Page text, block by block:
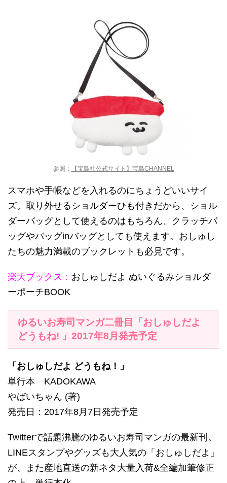
参照： 【宝島社公式サイト】宝島CHANNEL
スマホや手帳などを入れるのにちょうどいいサイ
ズ。取り外せるショルダーひも付きだから、ショル
ダーバッグとして使えるのはもちろん、クラッチバ
ッグやバッグinバッグとしても使えます。おしゅし
たちの魅力満載のブックレットも必見です。
楽天ブックス： おしゅしだよ ぬいぐるみショルダ
ーポーチBOOK
ゆるいお寿司マンガ二冊目「おしゅしだよ
どうもね! 」2017年8月発売予定
「おしゅしだよ どうもね！」
単行本 KADOKAWA
やばいちゃん (著)
発売日：2017年8月7日発売予定
Twitterで話題沸騰のゆるいお寿司マンガの最新刊。
LINEスタンプやグッズも大人気の「おしゅしだよ」
が、また産地直送の新ネタ大量入荷&全編加筆修正